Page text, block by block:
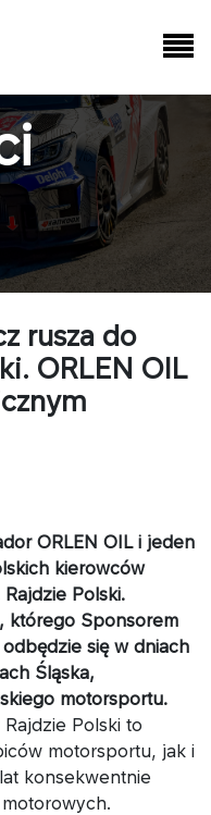
rusza do
ORLEN OIL
ORLEN OIL i jeden
kierowców
Polski.
którego Sponsorem
się w dniach
Śląska,
motorsportu.
Polski to
motorsportu, jak i
konsekwentnie